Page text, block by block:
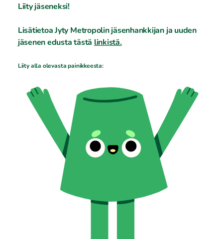
Liity jäseneksi!
Lisätietoa Jyty Metropolin jäsenhankkijan ja uuden
jäsenen edusta tästä linkistä.
Liity alla olevasta painikkeesta: